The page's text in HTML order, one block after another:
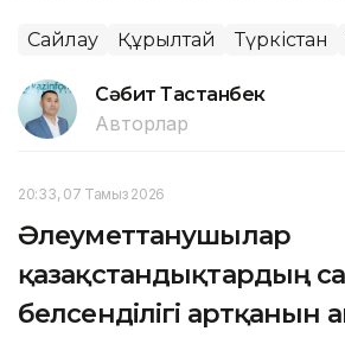
Сайлау Құрылтай Түркістан
Сәбит Тастанбек
Авторлар
20:33, 07 Тамыз 2026
Әлеуметтанушылар
қазақстандықтардың
белсенділігі артқанын